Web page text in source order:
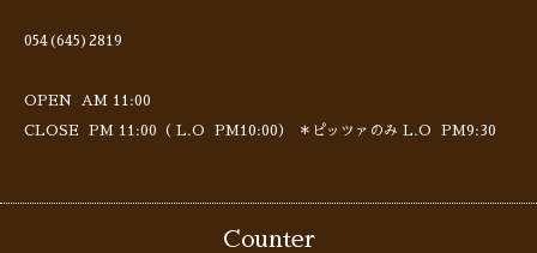
054(645)2819
OPEN AM 11:00
CLOSE PM 11:00（ L.O PM10:00） ＊ピッツァのみ L.O PM9:30
Counter